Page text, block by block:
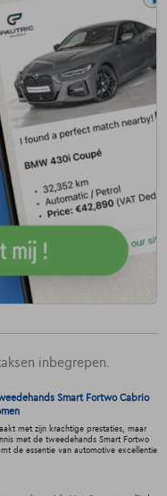
inbegrepen.
Smart Fortwo Cabrio
met zijn krachtige prestaties, maar
met de tweedehands Smart Fortwo
de essentie van automotive excellentie